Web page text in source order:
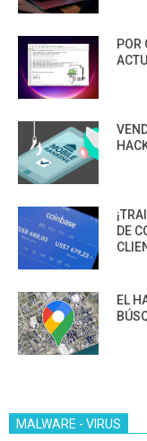
POR
DE
EL
MALWARE - VIRUS